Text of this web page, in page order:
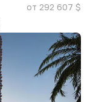
от 292 607 $